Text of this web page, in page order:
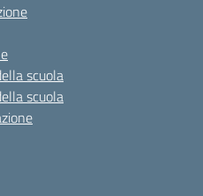
scuola
scuola